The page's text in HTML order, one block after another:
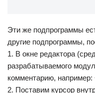
Эти же подпрограммы
другие подпрограммы,
1. В окне редактора
разрабатываемого
комментарию, например:
2. Поставим курсор